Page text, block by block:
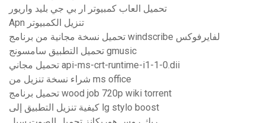
تحميل العاب كمبيوتر ار بي جي بليد واريور
Apn تنزيل الكمبيوتر
تحميل نسخة مجانية من برنامج windscribe لفايرفوكس
تحميل التطبيق سامسونج gmusic
تحميل مجاني api-ms-crt-runtime-i1-1-0.dii
شراء نسخة تنزيل من ms office
تحميل برنامج wood job 720p wiki torrent
كيفية تنزيل التطبيق إلى lg stylo boost